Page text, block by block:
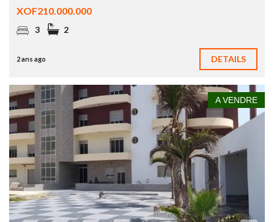
XOF210.000.000
3 2
2 ans ago DETAILS
A VENDRE